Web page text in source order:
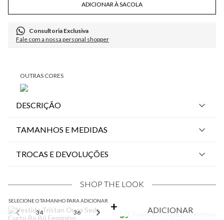
ADICIONAR À SACOLA
Consultoria Exclusiva
Fale com a nossa personal shopper
DESCRIÇÃO
TAMANHOS E MEDIDAS
TROCAS E DEVOLUÇÕES
SHOP THE LOOK
SELECIONE O TAMANHO PARA ADICIONAR
34 36 38 ADICIONAR